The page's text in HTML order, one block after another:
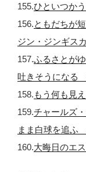
155.ひといつか
156.ともだちが
ジン・ジンギス
157.ふるさとが
吐きそうになる
158. もう何も見
159.チャールズ
まま白球を追ふ
160.大晦日のエ